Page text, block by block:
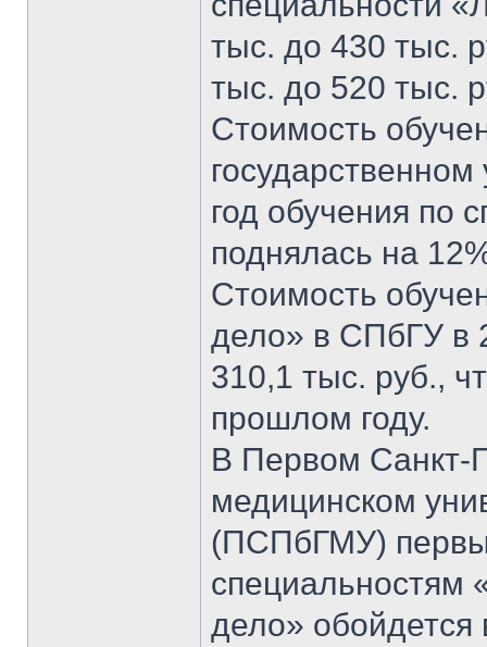
тыс. до 430 тыс.
тыс. до 520 тыс.
Стоимость
год обучения по
поднялась на
Стоимость
дело» в СПбГУ в
310,1 тыс. руб.,
прошлом году.
В Первом Санкт-
медицинском
(ПСПбГМУ)
специальностям
дело» обойдется